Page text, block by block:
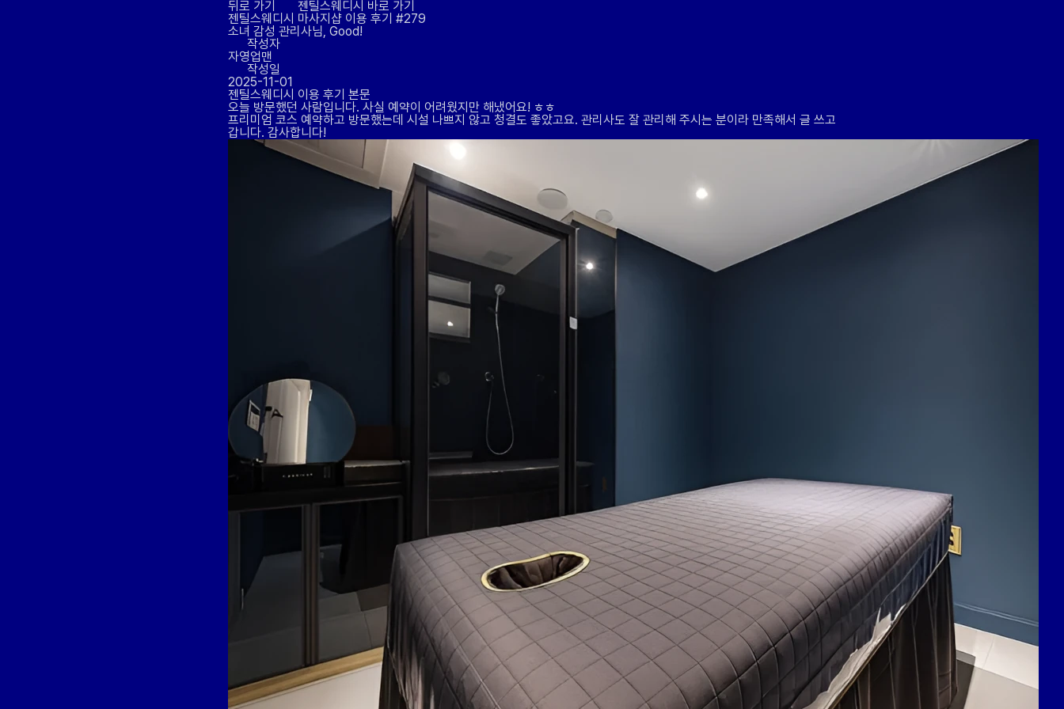
뒤로 가기
젠틸스웨디시 바로 가기
젠틸스웨디시 마사지샵 이용 후기 #279
소녀 감성 관리사님, Good!
작성자
자영업맨
작성일
2025-11-01
젠틸스웨디시 이용 후기 본문
오늘 방문했던 사람입니다. 사실 예약이 어려웠지만 해냈어요! ㅎㅎ
프리미엄 코스 예약하고 방문했는데 시설 나쁘지 않고 청결도 좋았고요. 관리사도 잘 관리해 주시는 분이라 만족해서 글 쓰고
갑니다. 감사합니다!